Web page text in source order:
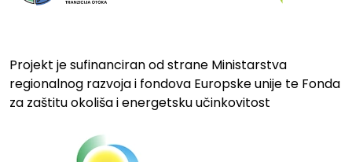
Projekt je sufinanciran od strane Ministarstva
regionalnog razvoja i fondova Europske unije te Fonda
za zaštitu okoliša i energetsku učinkovitost